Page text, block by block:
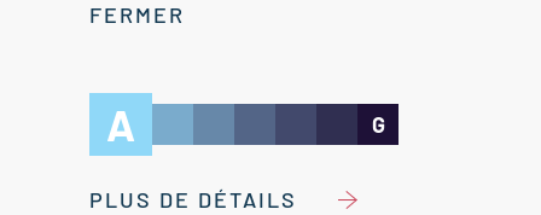
FERMER
A G
PLUS DE DÉTAILS